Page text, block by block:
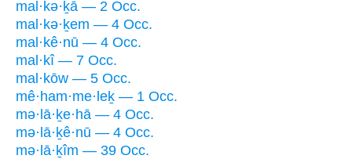
mal·kə·ḵā — 2 Occ.
mal·kə·ḵem — 4 Occ.
mal·kê·nū — 4 Occ.
mal·kî — 7 Occ.
mal·kōw — 5 Occ.
mê·ham·me·leḵ — 1 Occ.
mə·lā·ḵe·hā — 4 Occ.
mə·lā·ḵê·nū — 4 Occ.
mə·lā·ḵîm — 39 Occ.